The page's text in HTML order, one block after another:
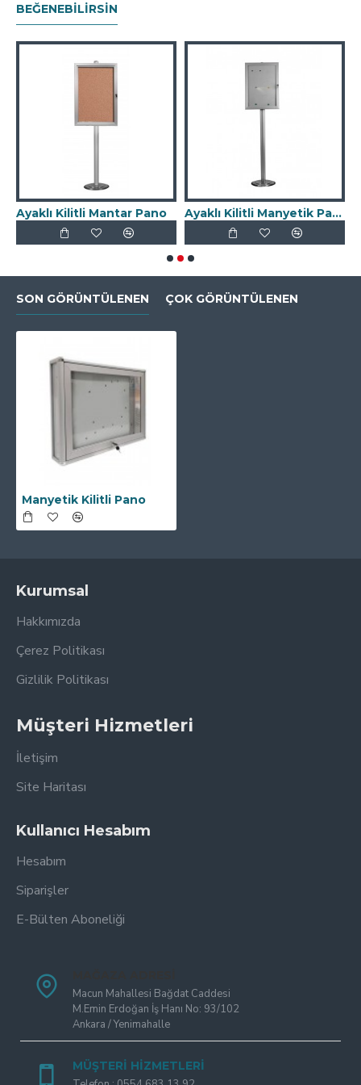
BEĞENEBILIRSIN
Ayaklı Kilitli Mantar Pano Ayaklı Kilitli Manyetik Pano
SON GÖRÜNTÜLENEN ÇOK GÖRÜNTÜLENEN
Manyetik Kilitli Pano
Kurumsal
Hakkımızda
Çerez Politikası
Gizlilik Politikası
Müşteri Hizmetleri
İletişim
Site Haritası
Kullanıcı Hesabım
Hesabım
Siparişler
E-Bülten Aboneliği
Macun Mahallesi Bağdat Caddesi
M.Emin Erdoğan İş Hanı No: 93/102
Ankara / Yenimahalle
MÜŞTERI HIZMETLERI